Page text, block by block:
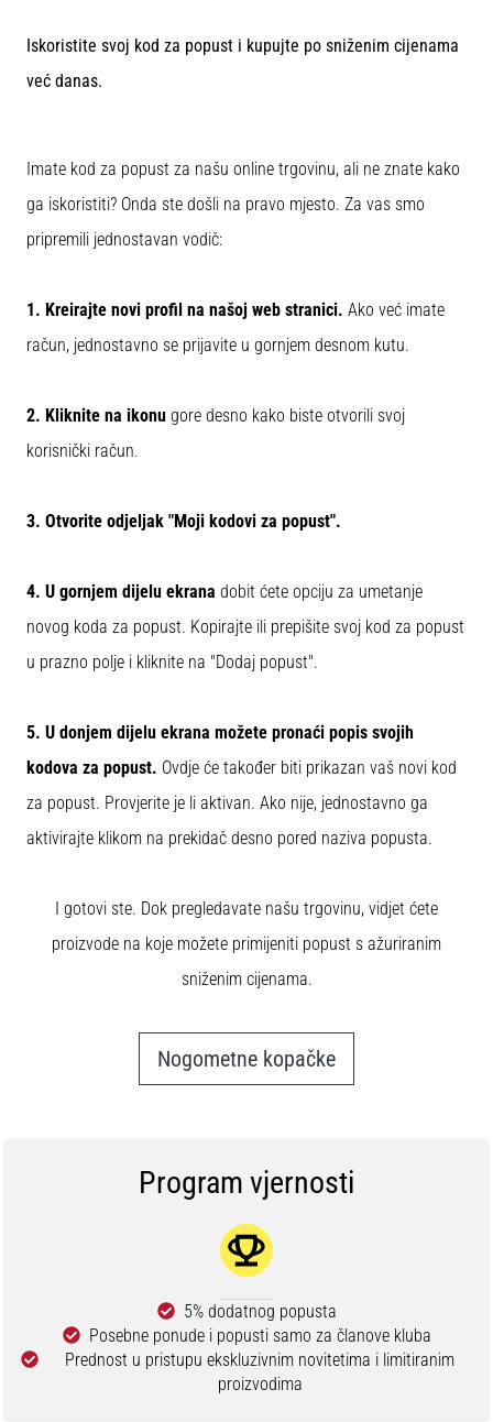
obradu
sportske
1. 7. 2025
1 min. čitanja
Play
More
Victories
za
EURO
sa
službenim
kopačkama
Nike,
adidas
Budi
svake
utakmice,
Prikaži
članke
Iskoristite svoj kod za popust i kupujte po sniženim cijenama
već danas.
Imate kod za popust za našu online trgovinu, ali ne znate kako
ga iskoristiti? Onda ste došli na pravo mjesto. Za vas smo
pripremili jednostavan vodič:
1. Kreirajte novi profil na našoj web stranici. Ako već imate
račun, jednostavno se prijavite u gornjem desnom kutu.
2. Kliknite na ikonu gore desno kako biste otvorili svoj
korisnički račun.
3. Otvorite odjeljak "Moji kodovi za popust".
4. U gornjem dijelu ekrana dobit ćete opciju za umetanje
novog koda za popust. Kopirajte ili prepišite svoj kod za popust
u prazno polje i kliknite na "Dodaj popust".
5. U donjem dijelu ekrana možete pronaći popis svojih
kodova za popust. Ovdje će također biti prikazan vaš novi kod
za popust. Provjerite je li aktivan. Ako nije, jednostavno ga
aktivirajte klikom na prekidač desno pored naziva popusta.
I gotovi ste. Dok pregledavate našu trgovinu, vidjet ćete
proizvode na koje možete primijeniti popust s ažuriranim
sniženim cijenama.
Nogometne kopačke
Program vjernosti
5% dodatnog popusta
Posebne ponude i popusti samo za članove kluba
Prednost u pristupu ekskluzivnim novitetima i limitiranim
proizvodima